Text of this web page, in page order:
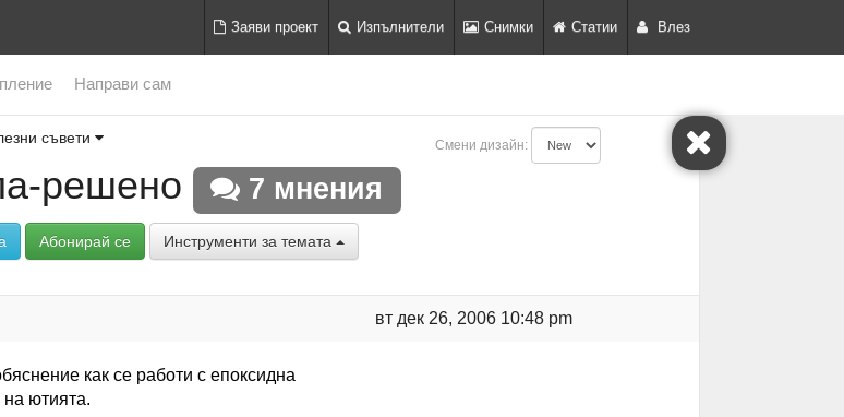
Заяви проект Изпълнители Снимки Статии Влез
Направи сам
съвети Смени дизайн:
решено 7 мнения
Абонирай се Инструменти за темата
вт дек 26, 2006 10:48 pm
как се работи с епоксидна
ютията.